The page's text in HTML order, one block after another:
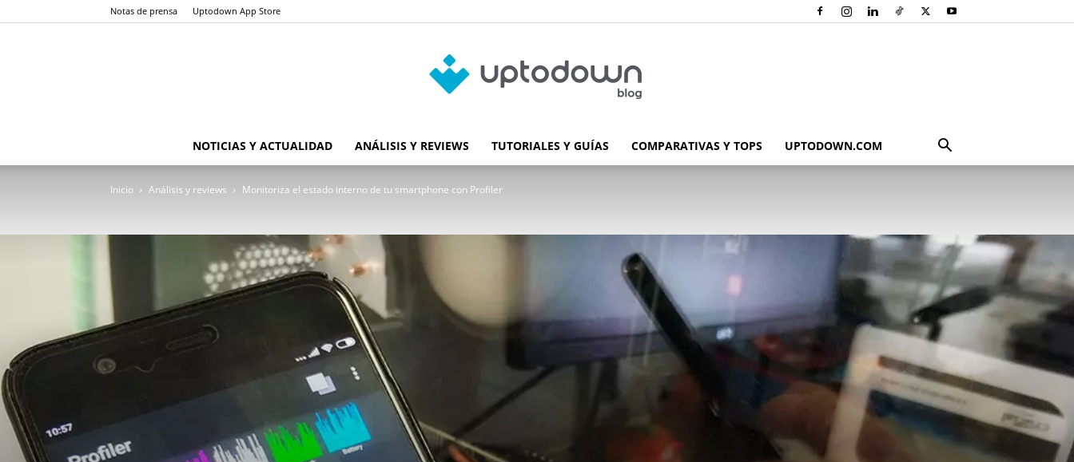
Notas de prensa Uptodown App Store
Blog
Uptodown
NOTICIAS Y ACTUALIDAD ANÁLISIS Y REVIEWS TUTORIALES Y GUÍAS COMPARATIVAS Y TOPS UPTODOWN.COM
Inicio Análisis y reviews Monitoriza el estado interno de tu smartphone con Profiler